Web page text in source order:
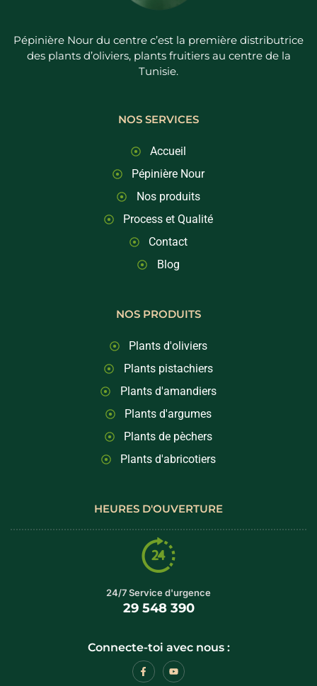
Pépinière Nour du centre c’est la première distributrice
des plants d’oliviers, plants fruitiers au centre de la
Tunisie.
NOS SERVICES
Accueil
Pépinière Nour
Nos produits
Process et Qualité
Contact
Blog
NOS PRODUITS
Plants d'oliviers
Plants pistachiers
Plants d'amandiers
Plants d'argumes
Plants de pèchers
Plants d'abricotiers
HEURES D'OUVERTURE
24/7 Service d'urgence
29 548 390
Connecte-toi avec nous :